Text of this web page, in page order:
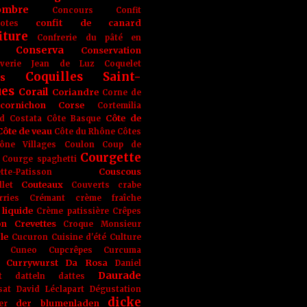
Concours
Confit
confit de canard
Confrerie du pâté en
Conserva Conservation
Jean de Luz Coquelet
Coquilles Saint-
Corail Coriandre Corne de
cornichon Corse
Cortemilia
Costata Côte Basque Côte de
de veau Côte du Rhône Côtes
Villages
Coulon
Coup de
Courge spaghetti Courgette
Patisson Couscous
Couteaux Couverts
crabe
Crémant crème fraîche
Crème patissière Crêpes
Crevettes Croque Monsieur
Cucuron Cuisine d'été Culture
Cuneo
Cupcrêpes Curcuma
Currywurst Da Rosa
Daniel
datteln dattes Daurade
David Léclapart Dégustation
der blumenladen dicke